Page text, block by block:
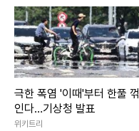
극한 폭염 '이때'부터 한풀 꺾
인다…기상청 발표
위키트리